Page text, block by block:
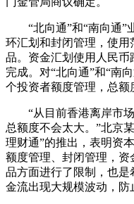
“北向通”和“南向通”
环汇划和封闭管理，使
品。资金汇划使用人民
完成。对“北向通”和“南
个投资者额度管理，总额
“从目前香港离岸市
总额度不会太大。”北京
理财通”的推出，表明资
额度管理、封闭管理，
品方面进行了限制，也
金流出现大规模波动，防